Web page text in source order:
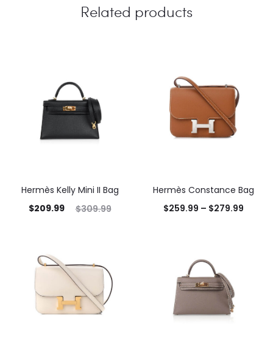
Related products
Hermès Kelly Mini II Bag
$309.99
$209.99
Hermès Constance Bag
$259.99 – $279.99